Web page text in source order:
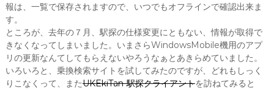
報は、一覧で保存されますので、いつでもオフラインで確認出来ま
す。
ところが、去年の７月、駅探の仕様変更にともない、情報が取得で
きなくなってしまいました。いまさらWindowsMobile機用のアプ
リの更新なんてしてもらえないやろうなぁとあきらめていました。
いろいろと、乗換検索サイトを試してみたのですが、どれもしっく
りこなくって、またUKEkiTan-駅探クライアントを訪ねてみると